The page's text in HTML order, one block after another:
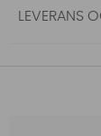
LEVERANS